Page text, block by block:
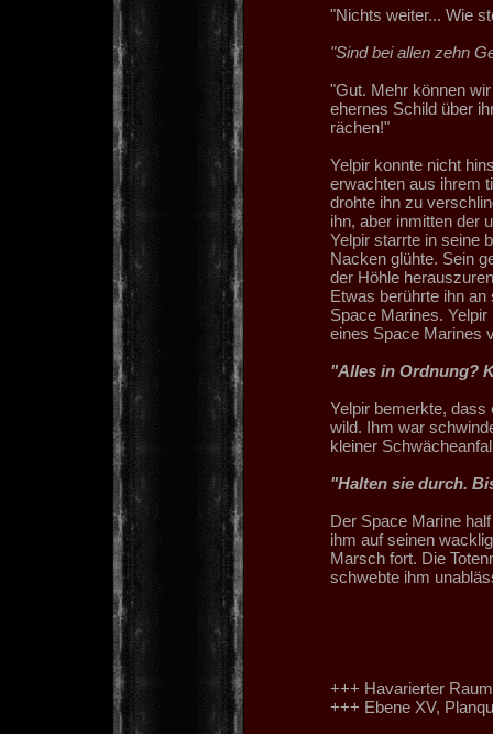
"Nichts weiter... Wie
"Sind bei allen zehn
"Gut. Mehr können
ehernes Schild über
rächen!"
Yelpir konnte nicht
erwachten aus ihrem
drohte ihn zu
ihn, aber inmitten der
Yelpir starrte in seine
Nacken glühte. Sein
der Höhle
Etwas berührte ihn
Space Marines.
eines Space Marines
"Alles in Ordnung?
Yelpir bemerkte, dass
wild. Ihm war
kleiner
"Halten sie durch.
Der Space Marine
ihm auf seinen
Marsch fort. Die
schwebte ihm
+++ Havarierter
+++ Ebene XV,